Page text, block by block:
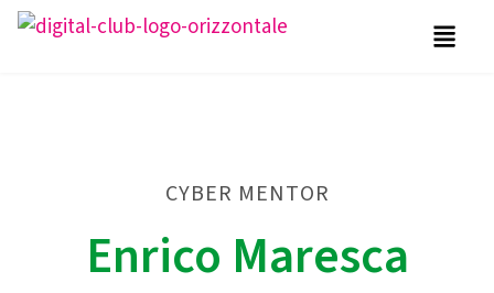
CYBER MENTOR
Enrico Maresca